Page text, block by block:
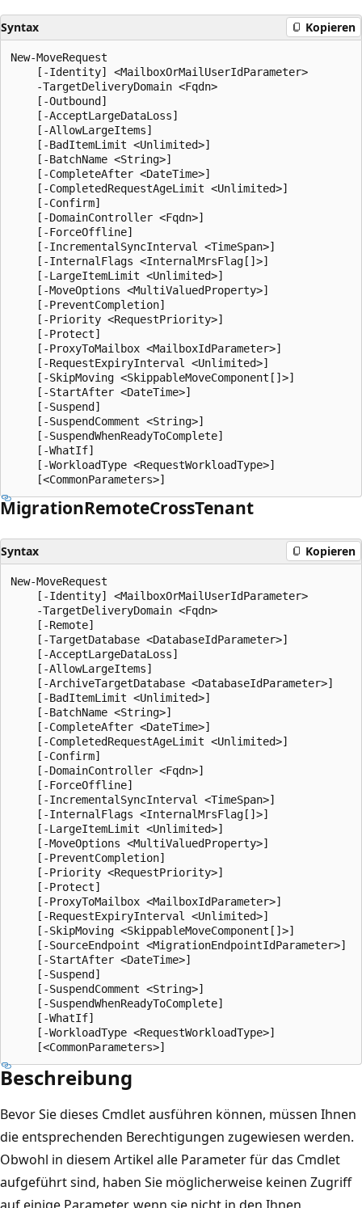
Syntax Kopieren
New-MoveRequest
    [-Identity] <MailboxOrMailUserIdParameter>
    -TargetDeliveryDomain <Fqdn>
    [-Outbound]
    [-AcceptLargeDataLoss]
    [-AllowLargeItems]
    [-BadItemLimit <Unlimited>]
    [-BatchName <String>]
    [-CompleteAfter <DateTime>]
    [-CompletedRequestAgeLimit <Unlimited>]
    [-Confirm]
    [-DomainController <Fqdn>]
    [-ForceOffline]
    [-IncrementalSyncInterval <TimeSpan>]
    [-InternalFlags <InternalMrsFlag[]>]
    [-LargeItemLimit <Unlimited>]
    [-MoveOptions <MultiValuedProperty>]
    [-PreventCompletion]
    [-Priority <RequestPriority>]
    [-Protect]
    [-ProxyToMailbox <MailboxIdParameter>]
    [-RequestExpiryInterval <Unlimited>]
    [-SkipMoving <SkippableMoveComponent[]>]
    [-StartAfter <DateTime>]
    [-Suspend]
    [-SuspendComment <String>]
    [-SuspendWhenReadyToComplete]
    [-WhatIf]
    [-WorkloadType <RequestWorkloadType>]
MigrationRemoteCrossTenant
Syntax Kopieren
New-MoveRequest
    [-Identity] <MailboxOrMailUserIdParameter>
    -TargetDeliveryDomain <Fqdn>
    [-Remote]
    [-TargetDatabase <DatabaseIdParameter>]
    [-AcceptLargeDataLoss]
    [-AllowLargeItems]
    [-ArchiveTargetDatabase <DatabaseIdParameter>]
    [-BadItemLimit <Unlimited>]
    [-BatchName <String>]
    [-CompleteAfter <DateTime>]
    [-CompletedRequestAgeLimit <Unlimited>]
    [-Confirm]
    [-DomainController <Fqdn>]
    [-ForceOffline]
    [-IncrementalSyncInterval <TimeSpan>]
    [-InternalFlags <InternalMrsFlag[]>]
    [-LargeItemLimit <Unlimited>]
    [-MoveOptions <MultiValuedProperty>]
    [-PreventCompletion]
    [-Priority <RequestPriority>]
    [-Protect]
    [-ProxyToMailbox <MailboxIdParameter>]
    [-RequestExpiryInterval <Unlimited>]
    [-SkipMoving <SkippableMoveComponent[]>]
    [-SourceEndpoint <MigrationEndpointIdParameter>]
    [-StartAfter <DateTime>]
    [-Suspend]
    [-SuspendComment <String>]
    [-SuspendWhenReadyToComplete]
    [-WhatIf]
    [-WorkloadType <RequestWorkloadType>]
Beschreibung
Bevor Sie dieses Cmdlet ausführen können, müssen Ihnen
die entsprechenden Berechtigungen zugewiesen werden.
Obwohl in diesem Artikel alle Parameter für das Cmdlet
aufgeführt sind, haben Sie möglicherweise keinen Zugriff
auf einige Parameter, wenn sie nicht in den Ihnen